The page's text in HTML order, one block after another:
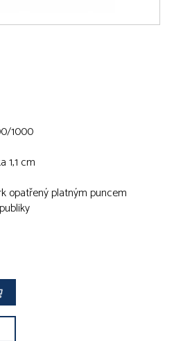
1000
1,1 cm
opatřený platným puncem